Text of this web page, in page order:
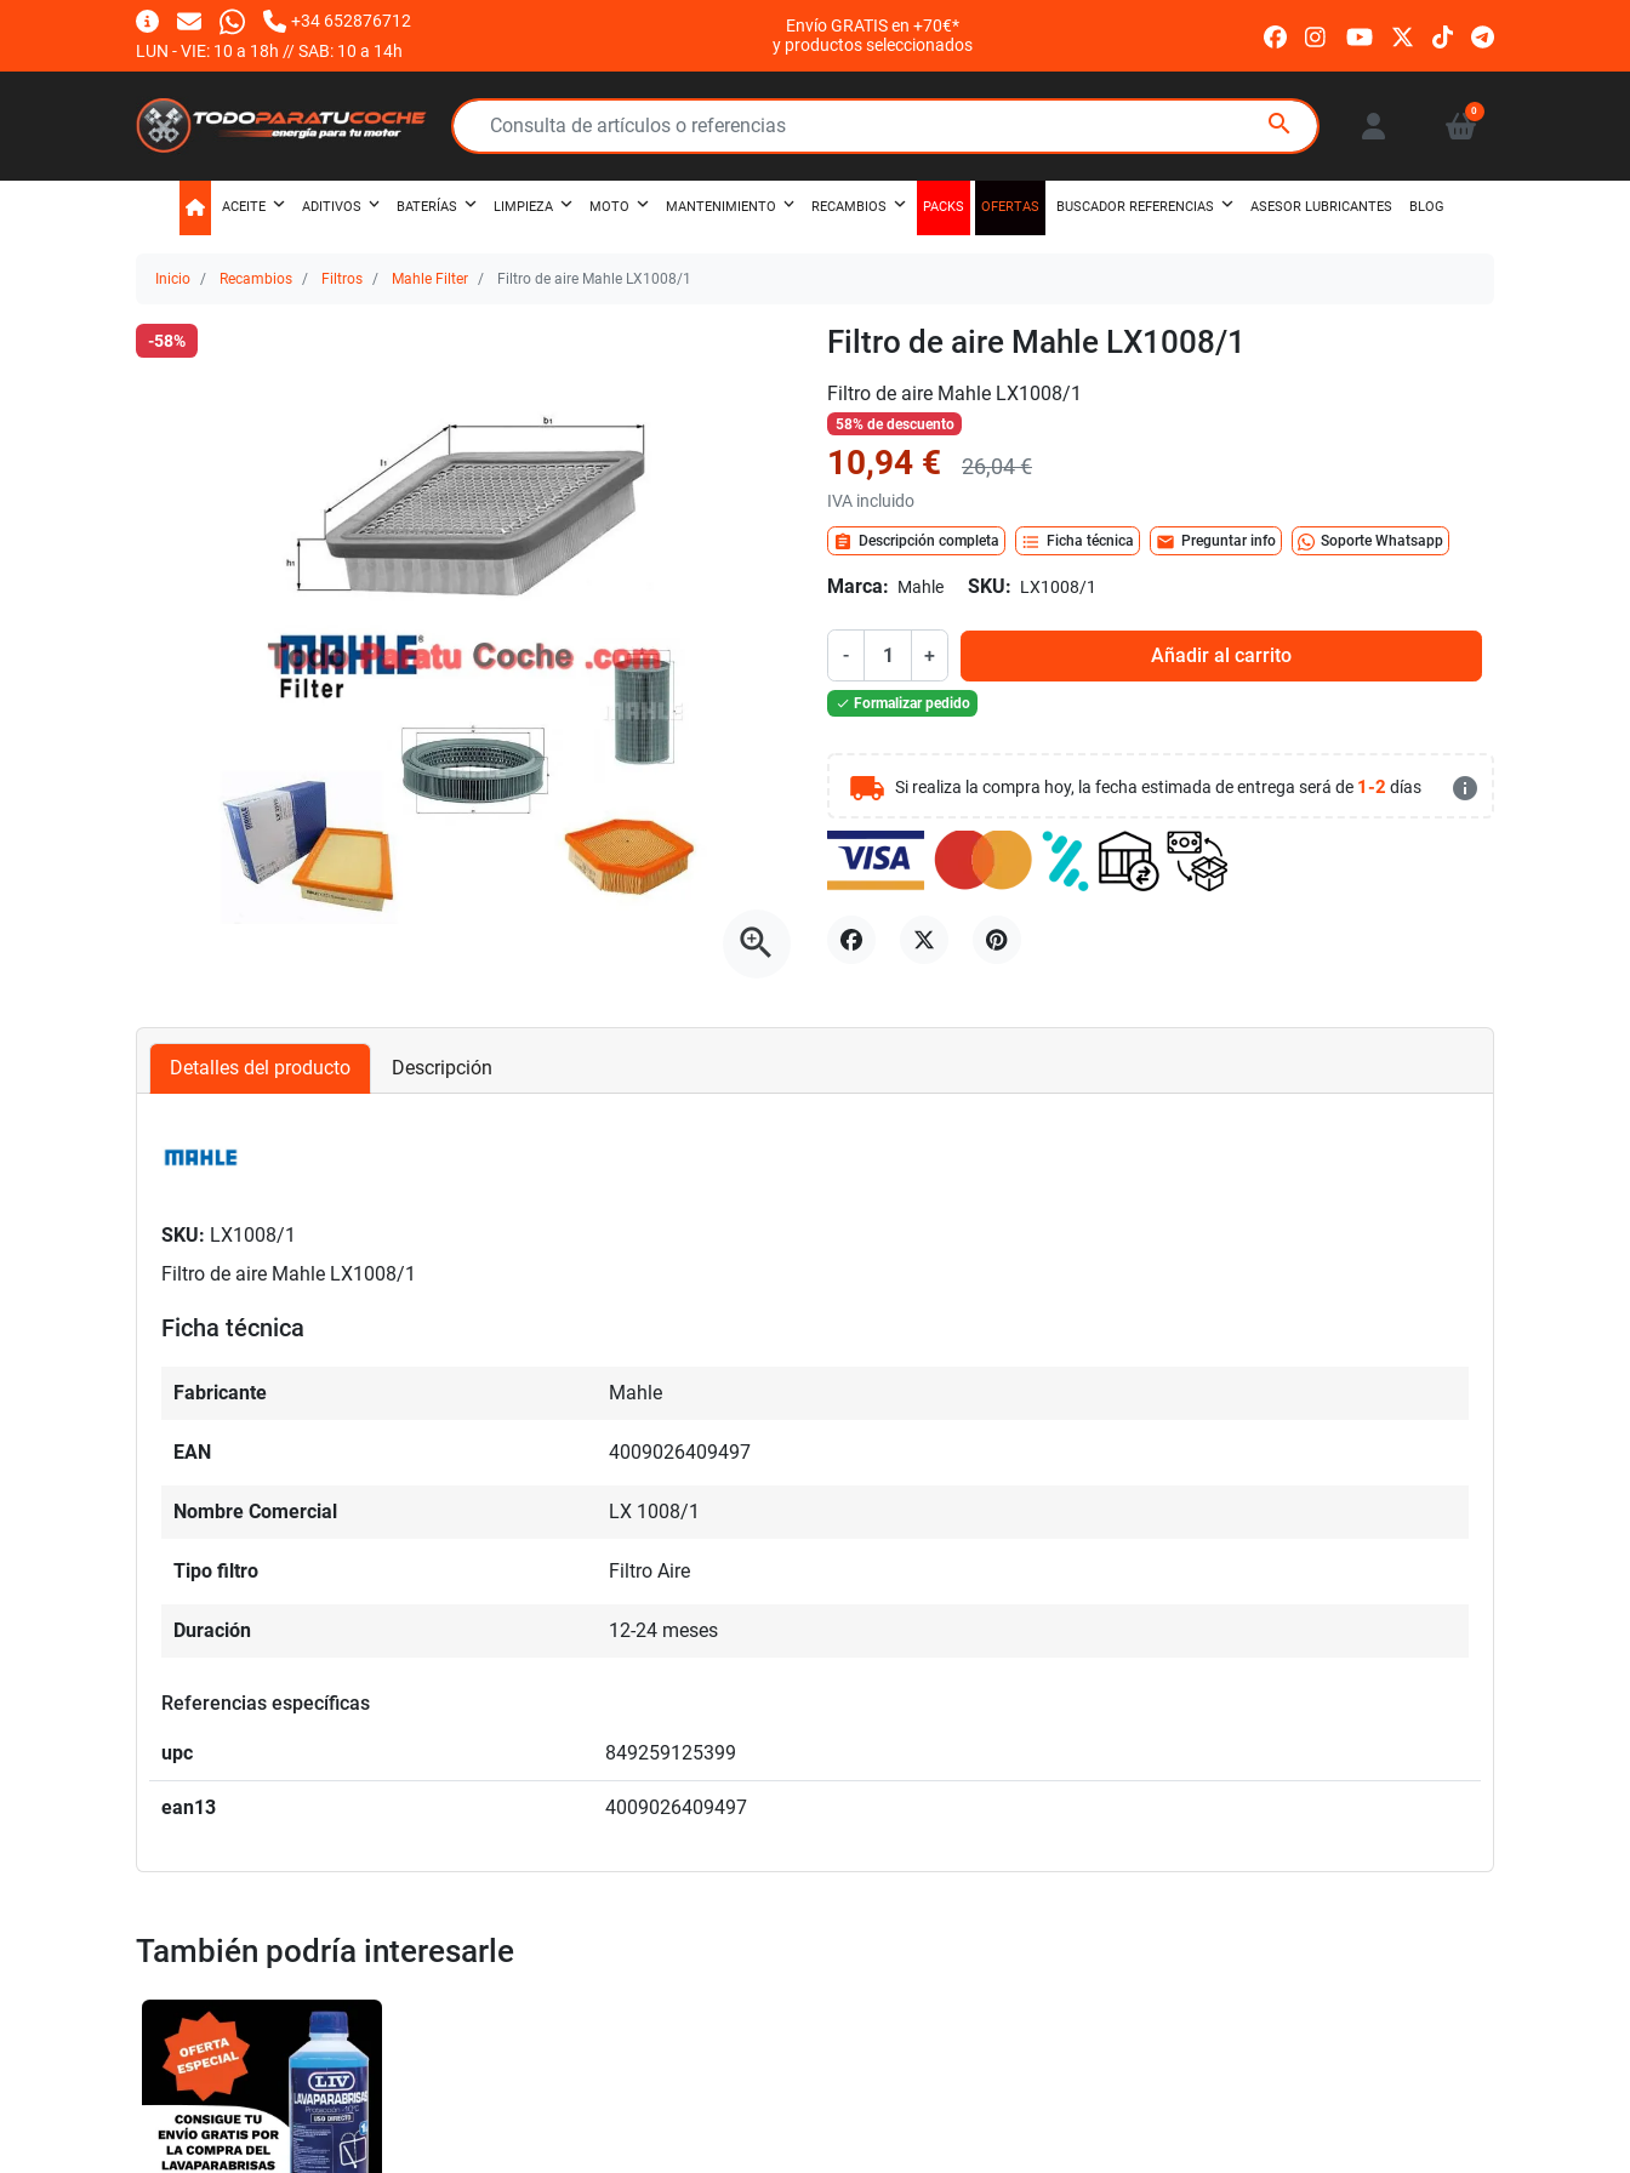
+34 652876712
LUN - VIE: 10 a 18h // SAB: 10 a 14h
Envío GRATIS en +70€*
y productos seleccionados
search 0
ACEITE ADITIVOS BATERÍAS LIMPIEZA MOTO MANTENIMIENTO RECAMBIOS PACKS OFERTAS BUSCADOR REFERENCIAS ASESOR LUBRICANTES BLOG
Inicio Recambios Filtros Mahle Filter Filtro de aire Mahle LX1008/1
-58%
zoom_in
Filtro de aire Mahle LX1008/1
Filtro de aire Mahle LX1008/1
58% de descuento
10,94 € 26,04 €
IVA incluido
assignment Descripción completa format_list_bulleted Ficha técnica mail Preguntar info Soporte Whatsapp
Marca: Mahle SKU: LX1008/1
- + Añadir al carrito
 Formalizar pedido
local_shipping Si realiza la compra hoy, la fecha estimada de entrega será de 1-2 días info
Detalles del producto Descripción
SKU: LX1008/1
Filtro de aire Mahle LX1008/1
Ficha técnica
Fabricante Mahle
EAN 4009026409497
Nombre Comercial LX 1008/1
Tipo filtro Filtro Aire
Duración 12-24 meses
Referencias específicas
upc 849259125399
ean13 4009026409497
También podría interesarle